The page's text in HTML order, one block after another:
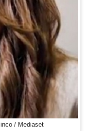
/ Mediaset